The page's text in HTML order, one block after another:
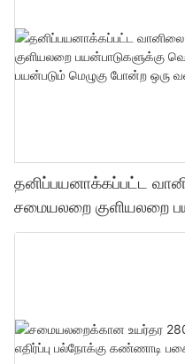
தனிப்பயனாக்கப்பட்ட
சமையலறை குளியலறை
சிலிகான் முத்திரை